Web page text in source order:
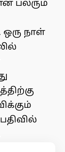
பலரும்
ஒரு நாள்